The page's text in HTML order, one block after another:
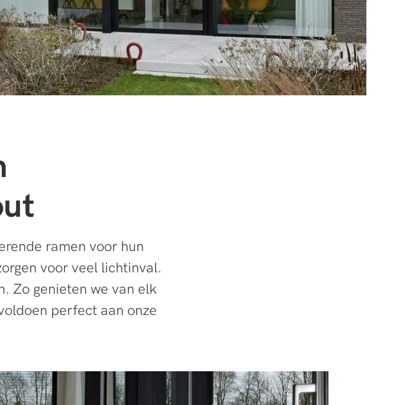
ramen voor hun
voor veel lichtinval.
Zo genieten we van elk
perfect aan onze